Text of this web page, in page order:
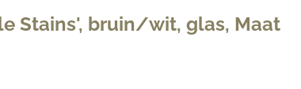
Stains', bruin/wit, glas, Maat